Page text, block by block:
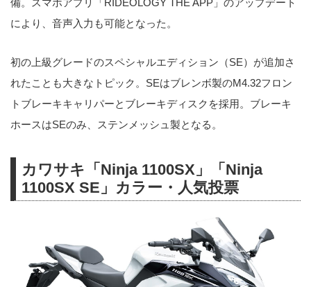
備。スマホアプリ「RIDEOLOGY THE APP」のアップデート
により、音声入力も可能となった。
初の上級グレードのスペシャルエディション（SE）が追加さ
れたことも大きなトピック。SEはブレンボ製のM4.32フロン
トブレーキキャリパーとブレーキディスクを採用。ブレーキ
ホースはSEのみ、ステンメッシュ製となる。
カワサキ「Ninja 1100SX」「Ninja
1100SX SE」カラー・人気投票